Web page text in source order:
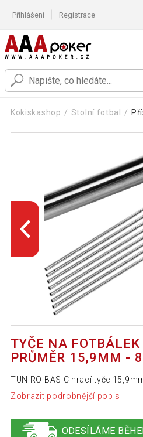
Přihlášení Registrace
Kokiskashop Stolní fotbal
TYČE NA
PRŮMĚR 15,9MM -
TUNIRO BASIC hrací tyče
Zobrazit podrobnější popis
ODESÍLÁME